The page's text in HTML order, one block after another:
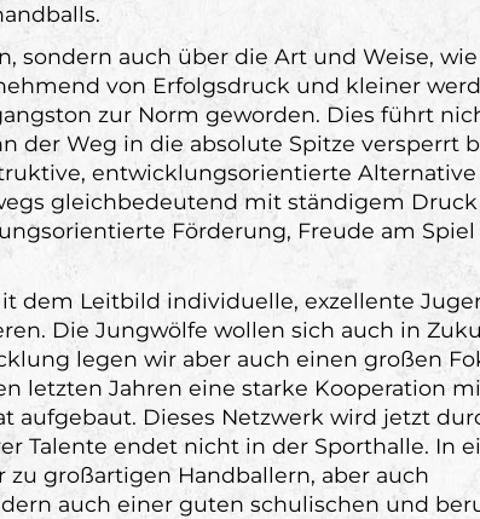
sondern auch über die Art und Weise,
von Erfolgsdruck und kleiner
zur Norm geworden. Dies führt
der Weg in die absolute Spitze versperrt
entwicklungsorientierte Alternative
gleichbedeutend mit ständigem
Förderung, Freude am
dem Leitbild individuelle, exzellente
Die Jungwölfe wollen sich auch in
legen wir aber auch einen großen
letzten Jahren eine starke Kooperation
aufgebaut. Dieses Netzwerk wird jetzt
Talente endet nicht in der Sporthalle. In
großartigen Handballern, aber auch
auch einer guten schulischen und